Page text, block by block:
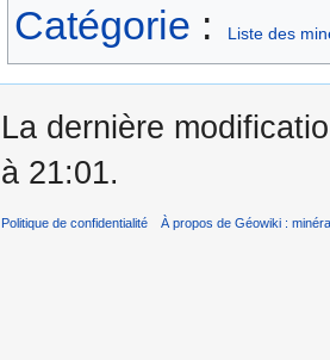
Catégorie : Liste des
La dernière
à 21:01.
Politique de confidentialité À propos de Géowiki :